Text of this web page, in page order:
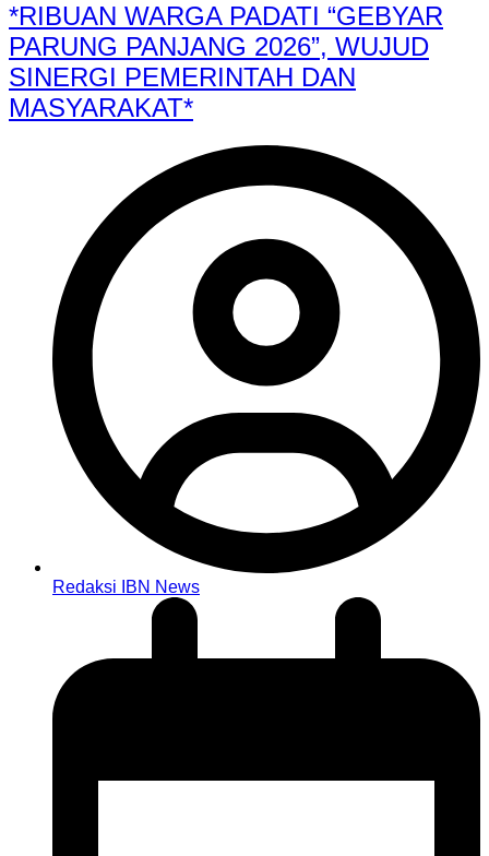
*RIBUAN WARGA PADATI “GEBYAR
PARUNG PANJANG 2026”, WUJUD
SINERGI PEMERINTAH DAN
MASYARAKAT*
Redaksi IBN News